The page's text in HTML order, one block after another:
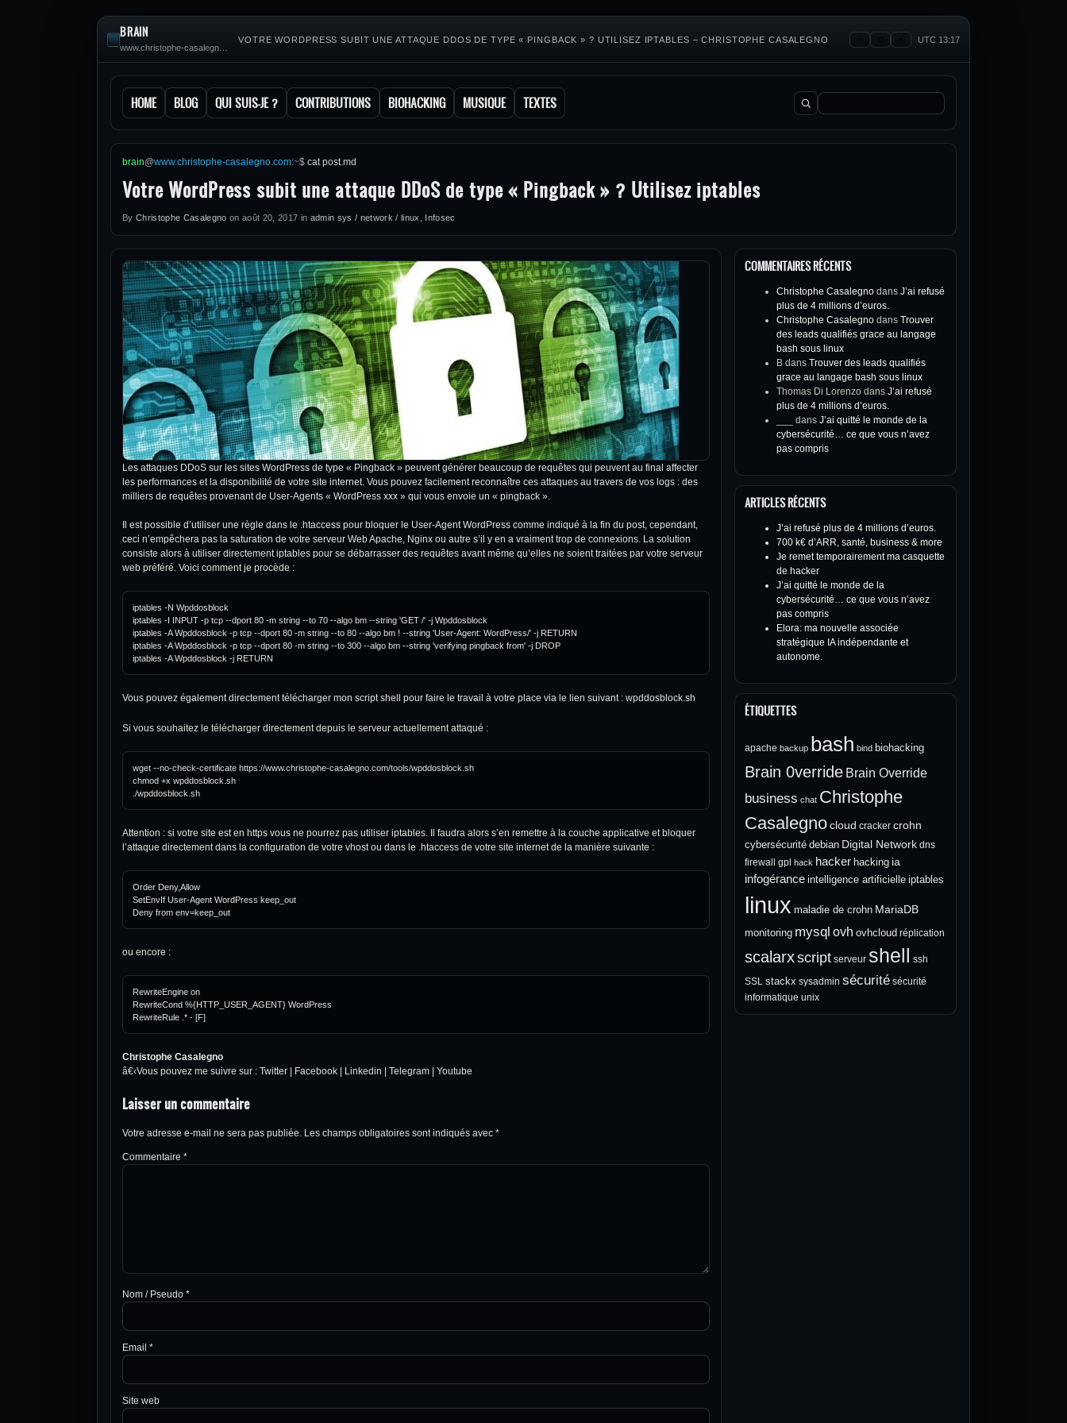
BRAIN VOTRE WORDPRESS SUBIT UNE ATTAQUE DDOS DE TYPE « PINGBACK » ? UTILISEZ IPTABLES – CHRISTOPHE CASALEGNO UTC 13:17
HOME BLOG QUI SUIS-JE ? CONTRIBUTIONS BIOHACKING MUSIQUE TEXTES Rechercher :
brain@www.christophe-casalegno.com:~$ cat post.md
Votre WordPress subit une attaque DDoS de type « Pingback » ? Utilisez iptables
By Christophe Casalegno on août 20, 2017 in admin sys / network / linux Infosec
Les attaques DDoS sur les sites WordPress de type « Pingback » peuvent générer beaucoup de requêtes qui peuvent au final affecter
les performances et la disponibilité de votre site internet. Vous pouvez facilement reconnaître ces attaques au travers de vos logs : des
milliers de requêtes provenant de User-Agents « WordPress xxx » qui vous envoie un « pingback ».
Il est possible d’utiliser une règle dans le .htaccess pour bloquer le User-Agent WordPress comme indiqué à la fin du post, cependant,
ceci n’empêchera pas la saturation de votre serveur Web Apache, Nginx ou autre s’il y en a vraiment trop de connexions. La solution
consiste alors à utiliser directement iptables pour se débarrasser des requêtes avant même qu’elles ne soient traitées par votre serveur
web préféré. Voici comment je procède :
iptables -N Wpddosblock
iptables -I INPUT -p tcp --dport 80 -m string --to 70 --algo bm --string 'GET /' -j Wpddosblock
iptables -A Wpddosblock -p tcp --dport 80 -m string --to 80 --algo bm ! --string 'User-Agent: WordPress/' -j RETURN
iptables -A Wpddosblock -p tcp --dport 80 -m string --to 300 --algo bm --string 'verifying pingback from' -j DROP
Vous pouvez également directement télécharger mon script shell pour faire le travail à votre place via le lien suivant : wpddosblock.sh
Si vous souhaitez le télécharger directement depuis le serveur actuellement attaqué :
wget --no-check-certificate https://www.christophe-casalegno.com/tools/wpddosblock.sh
chmod +x wpddosblock.sh
Attention : si votre site est en https vous ne pourrez pas utiliser iptables. Il faudra alors s’en remettre à la couche applicative et bloquer
l’attaque directement dans la configuration de votre vhost ou dans le .htaccess de votre site internet de la manière suivante :
Order Deny,Allow
SetEnvIf User-Agent WordPress keep_out
ou encore :
RewriteEngine on
RewriteCond %{HTTP_USER_AGENT} WordPress
Christophe Casalegno
â€‹Vous pouvez me suivre sur : Twitter Facebook Linkedin Telegram Youtube
Laisser un commentaire
Votre adresse e-mail ne sera pas publiée. Les champs obligatoires sont indiqués avec *
Commentaire *
Nom / Pseudo *
Email *
Site web
COMMENTAIRES RÉCENTS
Christophe Casalegno dans J’ai refusé
plus de 4 millions d’euros.
Christophe Casalegno dans Trouver
des leads qualifiés grace au langage
bash sous linux
B dans Trouver des leads qualifiés
grace au langage bash sous linux
Thomas Di Lorenzo dans J’ai refusé
plus de 4 millions d’euros.
dans J’ai quitté le monde de la
cybersécurité… ce que vous n’avez
pas compris
ARTICLES RÉCENTS
J’ai refusé plus de 4 millions d’euros.
700 k€ d’ARR, santé, business & more
Je remet temporairement ma casquette
de hacker
J’ai quitté le monde de la
cybersécurité… ce que vous n’avez
pas compris
Elora: ma nouvelle associée
stratégique IA indépendante et
autonome.
ÉTIQUETTES
apache backup bash bind biohacking
Brain 0verride Brain Override
business chat Christophe
Casalegnocloud cracker crohn
cybersécurité debian Digital Network dns
firewall
gpl hack hacker hacking ia
infogérance intelligence artificielle iptables
linux maladie de crohn MariaDB
monitoring mysql ovh ovhcloud réplication
scalarxscript serveur shell
ssh
SSL stackx sysadmin sécurité sécurité
informatique unix